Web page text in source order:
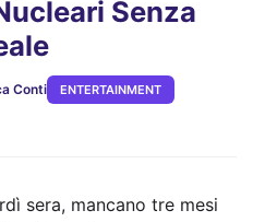
Senza
Conti ENTERTAINMENT
sera, mancano tre mesi